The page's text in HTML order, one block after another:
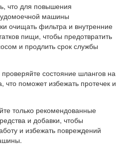
что для повышения
машины
очищать фильтра и внутренние
пищи, чтобы предотвратить
и продлить срок службы
состояние шлангов на
что поможет избежать протечек и
только рекомендованные
и добавки, чтобы
и избежать повреждений